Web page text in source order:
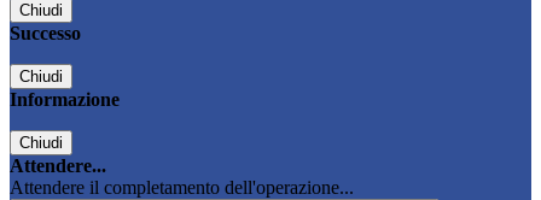
Chiudi
Successo
Chiudi
Informazione
Chiudi
Attendere...
Attendere il completamento dell'operazione...